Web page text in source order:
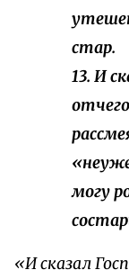
стар.
13. И
могу
«И сказал